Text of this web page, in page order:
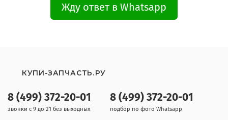
Жду ответ в Whatsapp
8 (499) 372-20-01
звонки с 9 до 21 без выходных
8 (499) 372-20-01
подбор по фото Whatsapp
КУПИ-ЗАПЧАСТЬ.РУ